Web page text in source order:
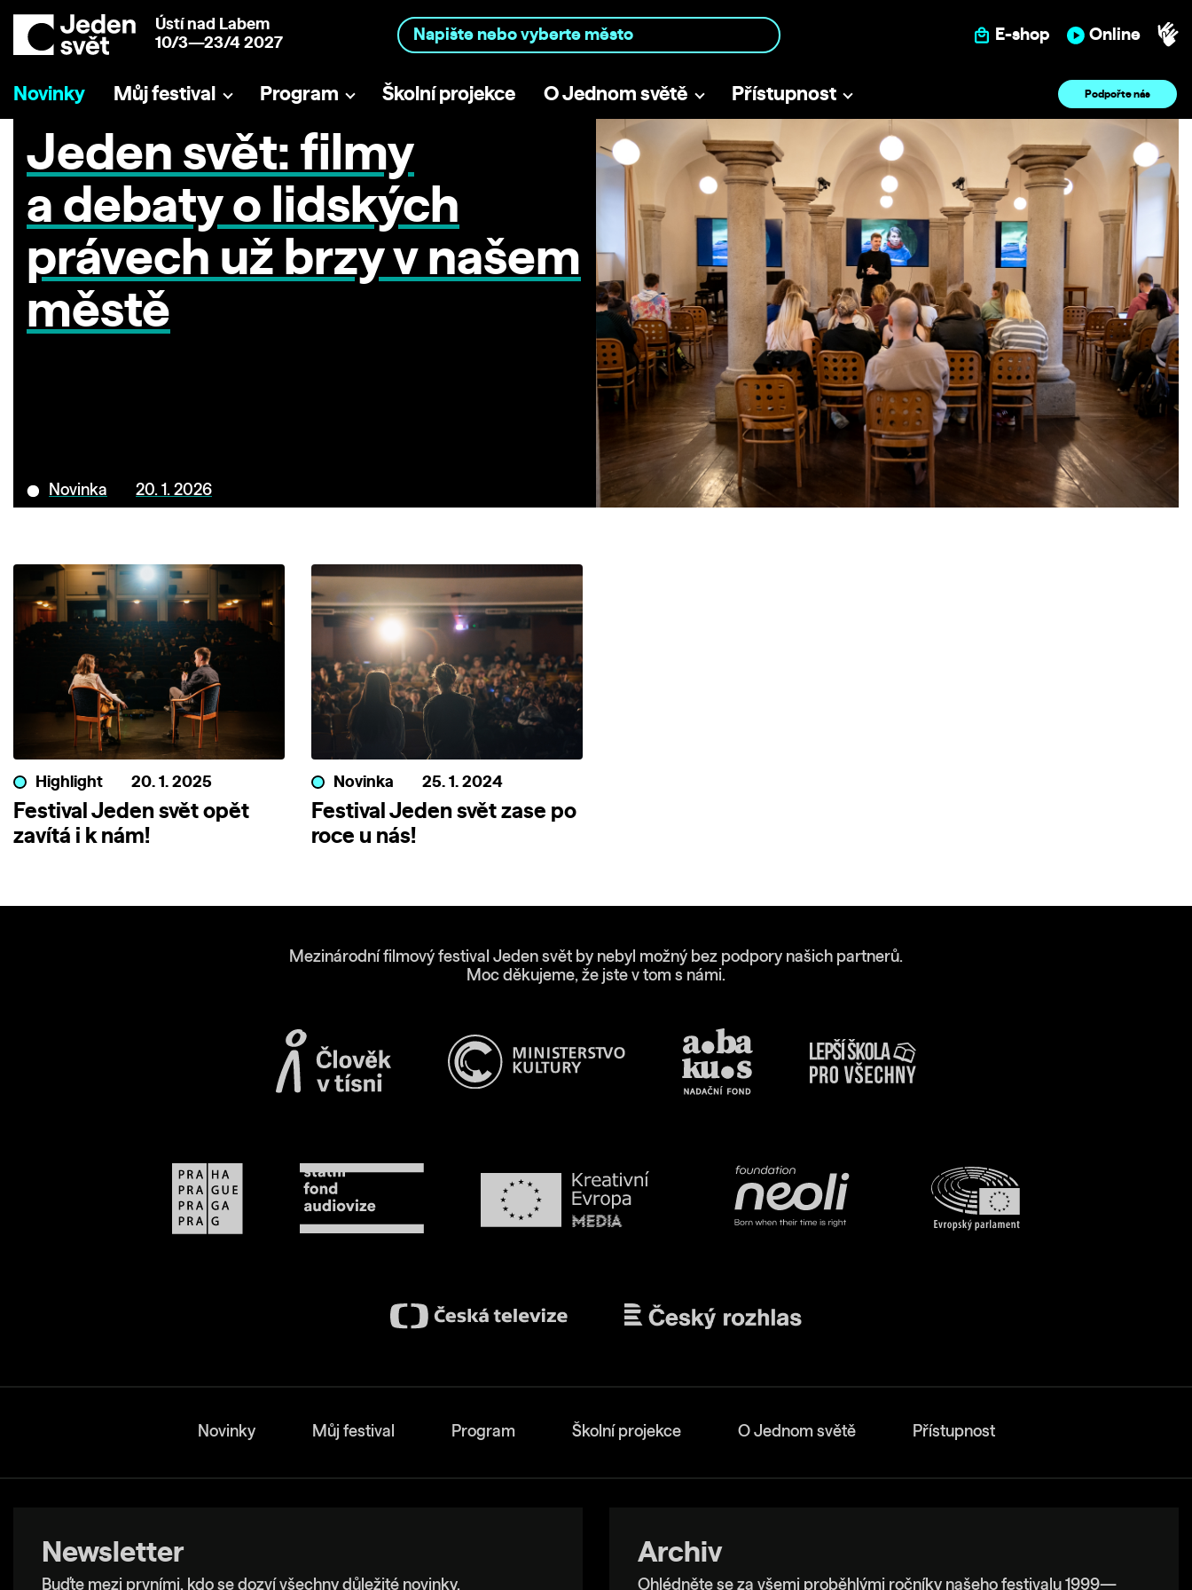
Ústí nad Labem
10/3—23/4 2027
E-shop Online
Novinky Můj festival Program Školní projekce O Jednom světě Přístupnost Podpořte nás
Jeden svět: filmy
a debaty o lidských
právech už brzy v našem
městě
Novinka 20. 1. 2026
Highlight 20. 1. 2025
Festival Jeden svět opět
zavítá i k nám!
Novinka 25. 1. 2024
Festival Jeden svět zase po
roce u nás!
Mezinárodní filmový festival Jeden svět by nebyl možný bez podpory našich partnerů.
Moc děkujeme, že jste v tom s námi.
Novinky Můj festival Program Školní projekce O Jednom světě Přístupnost
Newsletter
Buďte mezi prvními, kdo se dozví všechny důležité novinky.
Archiv
Ohlédněte se za všemi proběhlými ročníky našeho festivalu 1999—